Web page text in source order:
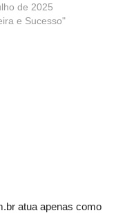
de 2025
e Sucesso"
atua apenas como